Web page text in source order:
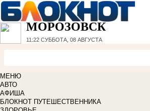
МОРОЗОВСК
11:22 СУББОТА, 08 АВГУСТА
МЕНЮ
АВТО
АФИША
БЛОКНОТ ПУТЕШЕСТВЕННИКА